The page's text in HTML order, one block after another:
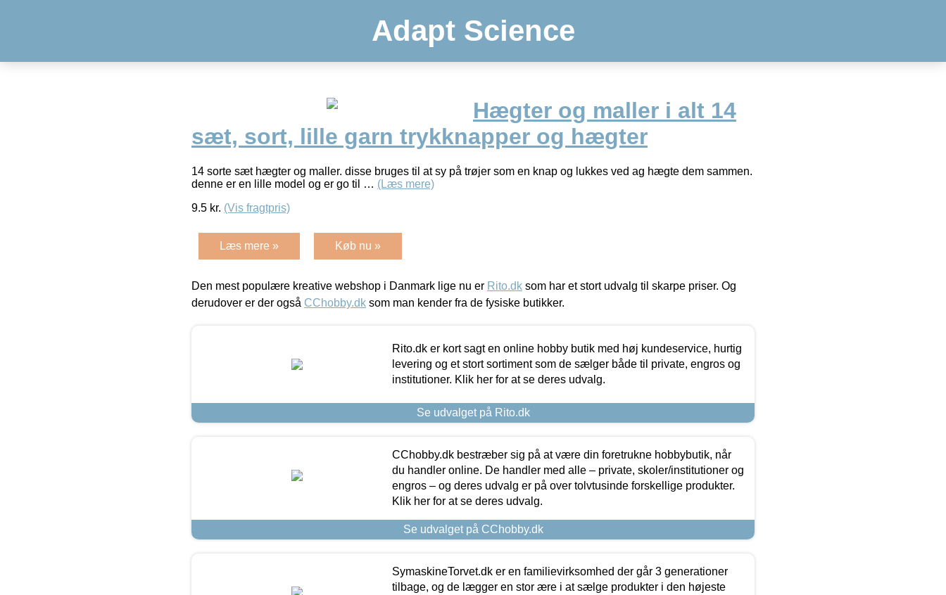
Adapt Science
Hægter og maller i alt 14
sæt, sort, lille garn trykknapper og hægter
14 sorte sæt hægter og maller. disse bruges til at sy på trøjer som en knap og lukkes ved ag hægte dem sammen.
denne er en lille model og er go til … (Læs mere)
9.5 kr. (Vis fragtpris)
Læs mere » Køb nu »
Den mest populære kreative webshop i Danmark lige nu er Rito.dk som har et stort udvalg til skarpe priser. Og
derudover er der også CChobby.dk som man kender fra de fysiske butikker.
Rito.dk er kort sagt en online hobby butik med høj kundeservice, hurtig
levering og et stort sortiment som de sælger både til private, engros og
institutioner. Klik her for at se deres udvalg.
Se udvalget på Rito.dk
CChobby.dk bestræber sig på at være din foretrukne hobbybutik, når
du handler online. De handler med alle – private, skoler/institutioner og
engros – og deres udvalg er på over tolvtusinde forskellige produkter.
Klik her for at se deres udvalg.
Se udvalget på CChobby.dk
SymaskineTorvet.dk er en familievirksomhed der går 3 generationer
tilbage, og de lægger en stor ære i at sælge produkter i den højeste